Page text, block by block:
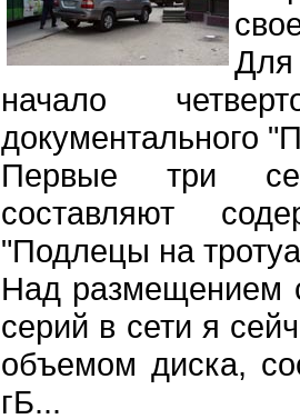
начало
документального
Первые три
составляют
"Подлецы на
Над размещением
серий в сети я
объемом диска,
гБ...